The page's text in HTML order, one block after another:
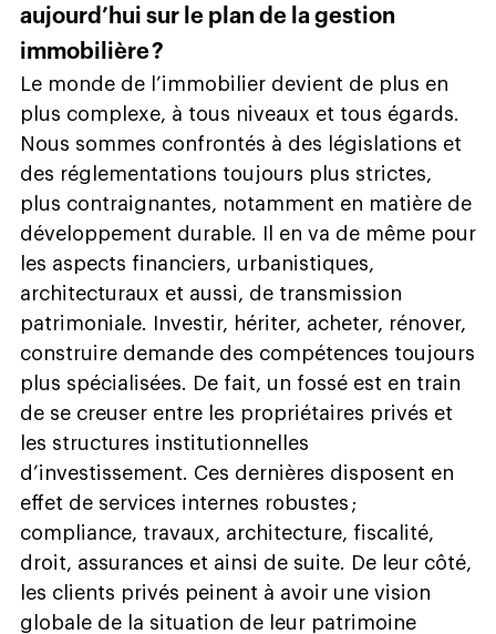
aujourd’hui sur le plan de la gestion
immobilière ?
Le monde de l’immobilier devient de plus en
plus complexe, à tous niveaux et tous égards.
Nous sommes confrontés à des législations et
des réglementations toujours plus strictes,
plus contraignantes, notamment en matière de
développement durable. Il en va de même pour
les aspects financiers, urbanistiques,
architecturaux et aussi, de transmission
patrimoniale. Investir, hériter, acheter, rénover,
construire demande des compétences toujours
plus spécialisées. De fait, un fossé est en train
de se creuser entre les propriétaires privés et
les structures institutionnelles
d’investissement. Ces dernières disposent en
effet de services internes robustes ;
compliance, travaux, architecture, fiscalité,
droit, assurances et ainsi de suite. De leur côté,
les clients privés peinent à avoir une vision
globale de la situation de leur patrimoine